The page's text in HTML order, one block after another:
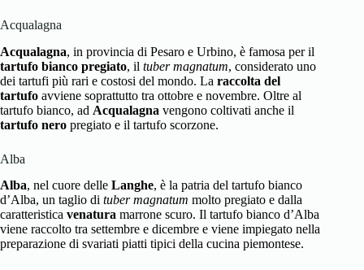
Acqualagna
Acqualagna, in provincia di Pesaro e Urbino, è famosa per il
tartufo bianco pregiato, il tuber magnatum, considerato uno
dei tartufi più rari e costosi del mondo. La raccolta del
tartufo avviene soprattutto tra ottobre e novembre. Oltre al
tartufo bianco, ad Acqualagna vengono coltivati anche il
tartufo nero pregiato e il tartufo scorzone.
Alba
Alba, nel cuore delle Langhe, è la patria del tartufo bianco
d’Alba, un taglio di tuber magnatum molto pregiato e dalla
caratteristica venatura marrone scuro. Il tartufo bianco d’Alba
viene raccolto tra settembre e dicembre e viene impiegato nella
preparazione di svariati piatti tipici della cucina piemontese.